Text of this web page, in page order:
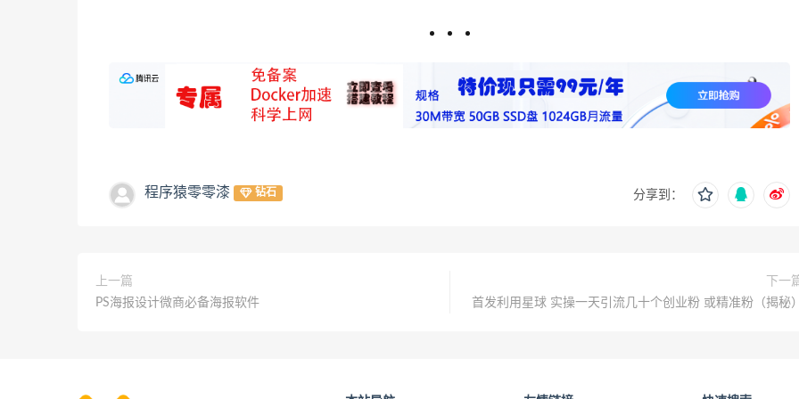
程序猿零零漆 钻石 分享到：
上一篇
PS海报设计微商必备海报软件
下一
首发利用星球 实操一天引流几十个创业粉 或精准粉（揭秘